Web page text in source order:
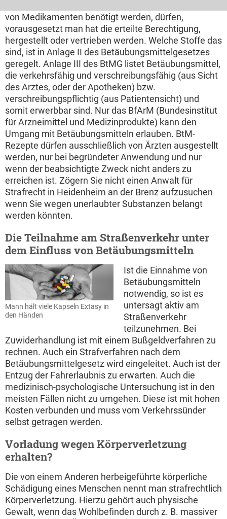
von Medikamenten benötigt werden, dürfen,
vorausgesetzt man hat die erteilte Berechtigung,
hergestellt oder vertrieben werden. Welche Stoffe das
sind, ist in Anlage II des Betäubungsmittelgesetzes
geregelt. Anlage III des BtMG listet Betäubungsmittel,
die verkehrsfähig und verschreibungsfähig (aus Sicht
des Arztes, oder der Apotheken) bzw.
verschreibungspflichtig (aus Patientensicht) und
somit erwerbbar sind. Nur das BfArM (Bundesinstitut
für Arzneimittel und Medizinprodukte) kann den
Umgang mit Betäubungsmitteln erlauben. BtM-
Rezepte dürfen ausschließlich von Ärzten ausgestellt
werden, nur bei begründeter Anwendung und nur
wenn der beabsichtigte Zweck nicht anders zu
erreichen ist. Zögern Sie nicht einen Anwalt für
Strafrecht in Heidenheim an der Brenz aufzusuchen
wenn Sie wegen unerlaubter Substanzen belangt
werden könnten.
Die Teilnahme am Straßenverkehr unter
dem Einfluss von Betäubungsmitteln
Mann hält viele Kapseln Extasy in
den Händen
Ist die Einnahme von
Betäubungsmitteln
notwendig, so ist es
untersagt aktiv am
Straßenverkehr
teilzunehmen. Bei
Zuwiderhandlung ist mit einem Bußgeldverfahren zu
rechnen. Auch ein Strafverfahren nach dem
Betäubungsmittelgesetz wird eingeleitet. Auch ist der
Entzug der Fahrerlaubnis zu erwarten. Auch die
medizinisch-psychologische Untersuchung ist in den
meisten Fällen nicht zu umgehen. Diese ist mit hohen
Kosten verbunden und muss vom Verkehrssünder
selbst getragen werden.
Vorladung wegen Körperverletzung
erhalten?
Die von einem Anderen herbeigeführte körperliche
Schädigung eines Menschen nennt man strafrechtlich
Körperverletzung. Hierzu gehört auch physische
Gewalt, wenn das Wohlbefinden durch z. B. massiver